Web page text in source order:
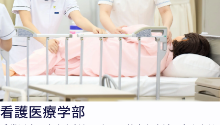
看護医療学部